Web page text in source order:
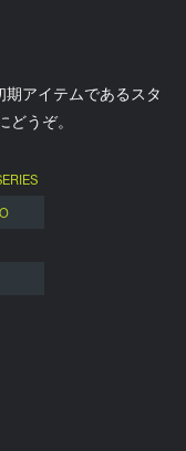
アイテムであるスタ
うぞ。